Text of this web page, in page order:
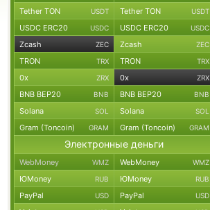
Tether TON USDT Tether TON USDT
USDC ERC20 USDC USDC ERC20 USDC
Zcash ZEC Zcash ZEC
TRON TRX TRON TRX
0x ZRX 0x ZRX
BNB BEP20 BNB BNB BEP20 BNB
Solana SOL Solana SOL
Gram (Toncoin) GRAM Gram (Toncoin) GRAM
Электронные деньги
WebMoney WMZ WebMoney WMZ
ЮMoney RUB ЮMoney RUB
PayPal USD PayPal USD